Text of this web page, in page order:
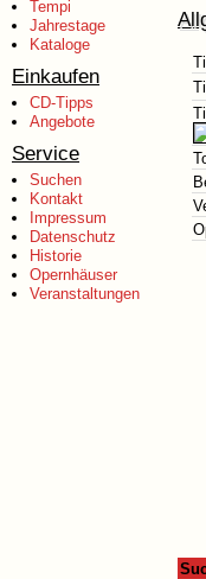
Tempi
Jahrestage
Kataloge
Einkaufen
CD-Tipps
Angebote
Service
Suchen
Kontakt
Impressum
Datenschutz
Historie
Opernhäuser
Veranstaltungen